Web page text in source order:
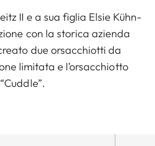
II e a sua figlia Elsie Kühn-
con la storica azienda
due orsacchiotti da
limitata e l’orsacchiotto
“Cuddle”.